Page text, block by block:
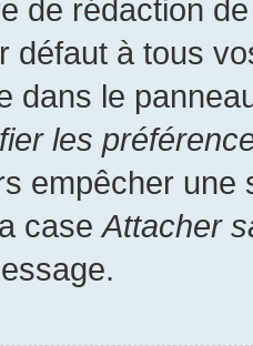
de rédaction
défaut à tous
dans le
les
empêcher une
case Attacher